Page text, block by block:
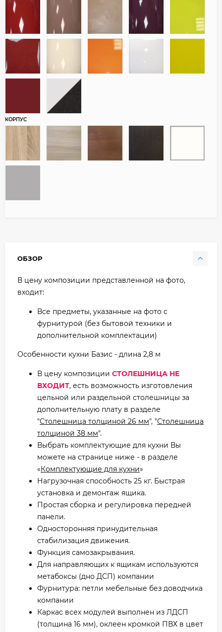
КОРПУС
ОБЗОР
В цену композиции представленной на фото,
входит:
Все предметы, указанные на фото с
фурнитурой (без бытовой техники и
дополнительной комплектации)
Особенности кухни Базис - длина 2,8 м
В цену композиции СТОЛЕШНИЦА НЕ
ВХОДИТ, есть возможность изготовления
цельной или раздельной столешницы за
дополнительную плату в разделе
"Столешница толщиной 26 мм", "Столешница
толщиной 38 мм".
Выбрать комплектующие для кухни Вы
можете на странице ниже - в разделе
«Комплектующие для кухни»
Нагрузочная способность 25 кг. Быстрая
установка и демонтаж ящика.
Простая сборка и регулировка передней
панели.
Односторонняя принудительная
стабилизация движения.
Функция самозакрывания.
Для направляющих к ящикам используются
метабоксы (дно ДСП) компании
Фурнитура: петли мебельные без доводчика
компании
Каркас всех модулей выполнен из ЛДСП
(толщина 16 мм), оклеен кромкой ПВХ в цвет